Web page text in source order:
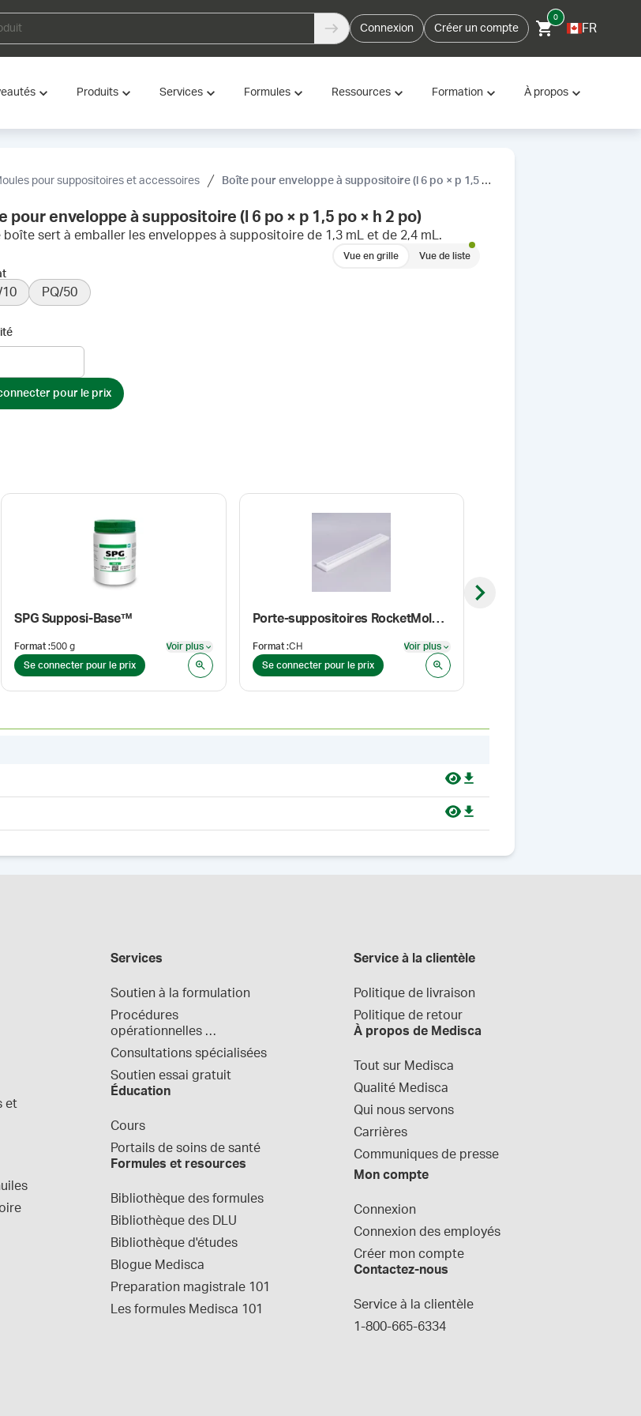
Connexion Créer un compte
0
FR
Produits Services Formules Ressources Formation À propos
pour suppositoires et accessoires Boîte pour enveloppe à suppositoire (l 6 po × p 1,5 po × h 2 po)
pour enveloppe à suppositoire (l 6 po × p 1,5 po × h 2 po)
boîte sert à emballer les enveloppes à suppositoire de 1,3 mL et de 2,4 mL.
Vue en grille Vue de liste
10 PQ/50
pour le prix
SPG Supposi-Base™
Format :500 g Voir plus
Se connecter pour le prix
Porte-suppositoires RocketMolds™, capacité de 60, avec éclairage à DEL
Format:CH Voir plus
Se connecter pour le prix
Next slide
et
Services
Soutien à la formulation
Procédures
opérationnelles
normalisées
Consultations spécialisées
Soutien essai gratuit
Éducation
Cours
Portails de soins de santé
Formules et resources
Bibliothèque des formules
Bibliothèque des DLU
Bibliothèque d'études
Blogue Medisca
Preparation magistrale 101
Les formules Medisca 101
Service à la clientèle
Politique de livraison
Politique de retour
À propos de Medisca
Tout sur Medisca
Qualité Medisca
Qui nous servons
Carrières
Communiques de presse
Mon compte
Connexion
Connexion des employés
Créer mon compte
Contactez-nous
Service à la clientèle
1-800-665-6334